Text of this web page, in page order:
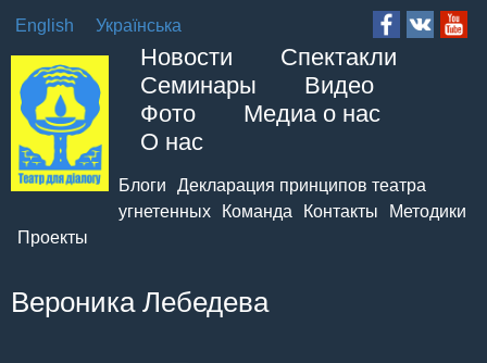
Новости
Спектакли
Семинары
Видео
Фото
Медиа о нас
О нас
Блоги
Декларация принципов театра
угнетенных
Команда Контакты
Методики
Проекты
English Українська
Вероника Лебедева